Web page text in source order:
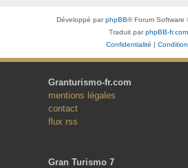
Développé parphpBB® Forum Software
Traduit parphpBB-fr.com
Confidentialité |
Granturismo-fr.com
mentions légales
contact
flux rss
Gran Turismo 7